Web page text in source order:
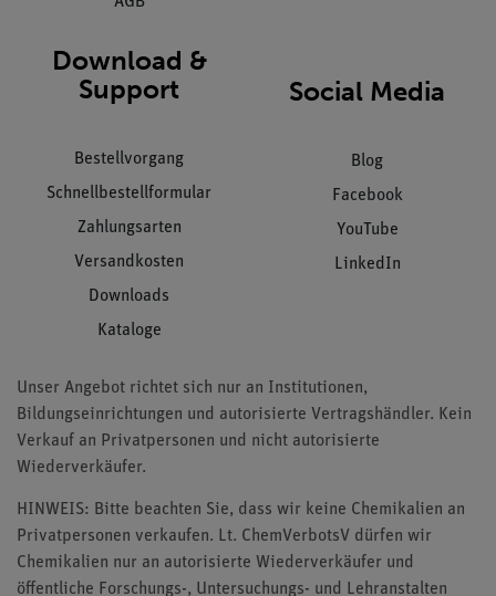
Download &
Support
Bestellvorgang
Schnellbestellformular
Zahlungsarten
Versandkosten
Downloads
Kataloge
Social Media
Blog
Facebook
YouTube
LinkedIn
Unser Angebot richtet sich nur an Institutionen,
Bildungseinrichtungen und autorisierte Vertragshändler. Kein
Verkauf an Privatpersonen und nicht autorisierte
Wiederverkäufer.
HINWEIS: Bitte beachten Sie, dass wir keine Chemikalien an
Privatpersonen verkaufen. Lt. ChemVerbotsV dürfen wir
Chemikalien nur an autorisierte Wiederverkäufer und
öffentliche Forschungs-, Untersuchungs- und Lehranstalten